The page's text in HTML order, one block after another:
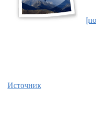
Источник